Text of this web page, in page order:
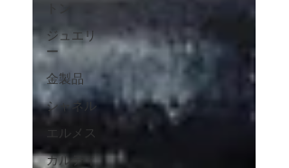
ジュエリ
ー
金製品
シャネル
エルメス
カルティ